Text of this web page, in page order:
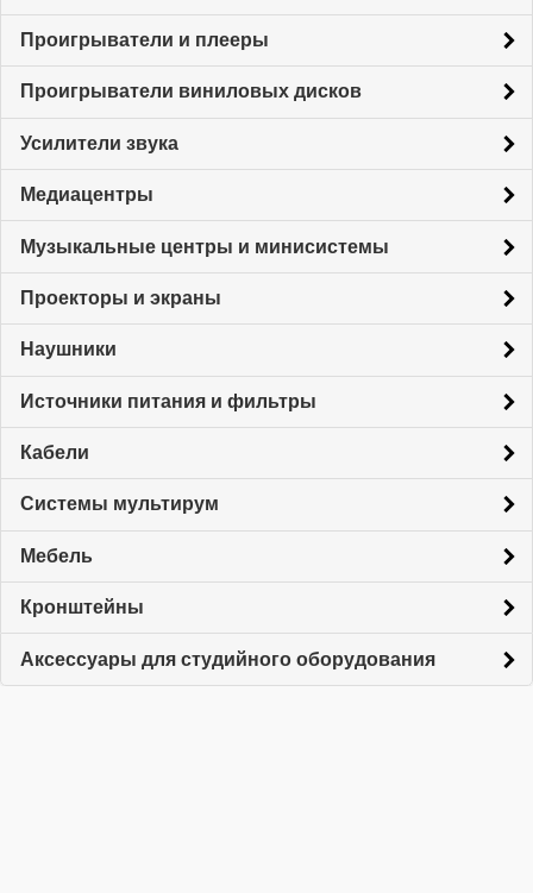
Проигрыватели и плееры
Проигрыватели виниловых дисков
Усилители звука
Медиацентры
Музыкальные центры и минисистемы
Проекторы и экраны
Наушники
Источники питания и фильтры
Кабели
Системы мультирум
Мебель
Кронштейны
Аксессуары для студийного оборудования